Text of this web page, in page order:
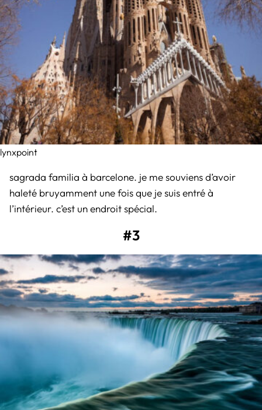
lynxpoint
sagrada familia à barcelone. je me souviens d’avoir
haleté bruyamment une fois que je suis entré à
l’intérieur. c’est un endroit spécial.
#3